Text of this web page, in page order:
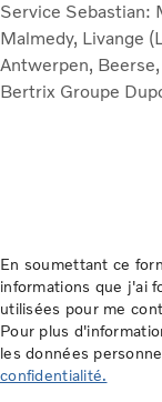
Service Sebastian:
Malmedy, Livange
Antwerpen,
Bertrix Groupe
En soumettant ce
informations que j'ai
utilisées pour me
Pour plus
les données
confidentialité.